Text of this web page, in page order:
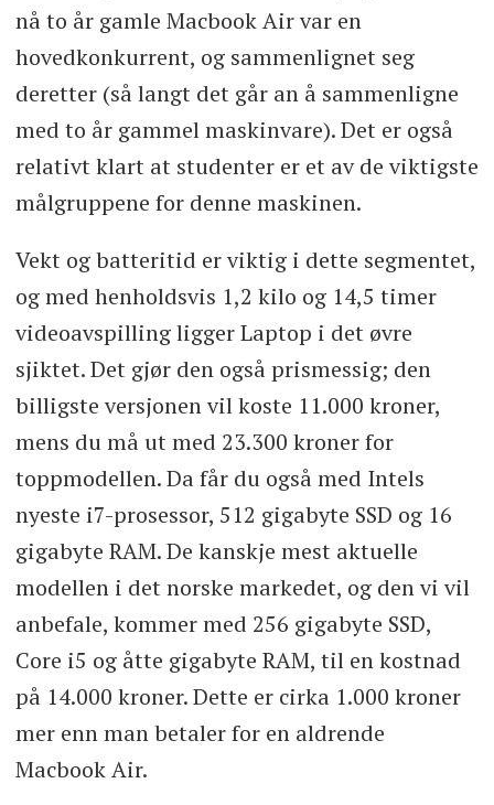
nå to år gamle Macbook Air var en
hovedkonkurrent, og sammenlignet seg
deretter (så langt det går an å sammenligne
med to år gammel maskinvare). Det er også
relativt klart at studenter er et av de viktigste
målgruppene for denne maskinen.
Vekt og batteritid er viktig i dette segmentet,
og med henholdsvis 1,2 kilo og 14,5 timer
videoavspilling ligger Laptop i det øvre
sjiktet. Det gjør den også prismessig; den
billigste versjonen vil koste 11.000 kroner,
mens du må ut med 23.300 kroner for
toppmodellen. Da får du også med Intels
nyeste i7-prosessor, 512 gigabyte SSD og 16
gigabyte RAM. De kanskje mest aktuelle
modellen i det norske markedet, og den vi vil
anbefale, kommer med 256 gigabyte SSD,
Core i5 og åtte gigabyte RAM, til en kostnad
på 14.000 kroner. Dette er cirka 1.000 kroner
mer enn man betaler for en aldrende
Macbook Air.